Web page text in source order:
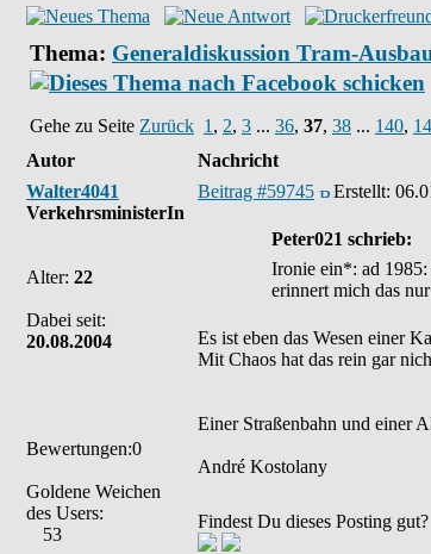
Thema: Generaldiskussion Tram-
Gehe zu Seite Zurück 1 , 2, 3 ... 36, 37, 38 ... 140,
Autor
Nachricht
Walter4041
VerkehrsministerIn
Alter: 22
Dabei seit:
20.08.2004
Bewertungen:0
Goldene Weichen
des Users:
53
Beitrag #59745 Erstellt:
Peter021 schrieb:
Ironie ein*: ad 1985:
erinnert mich das
Es ist eben das Wesen einer
Mit Chaos hat das rein gar
Einer Straßenbahn und einer
André Kostolany
Findest Du dieses Posting gut?